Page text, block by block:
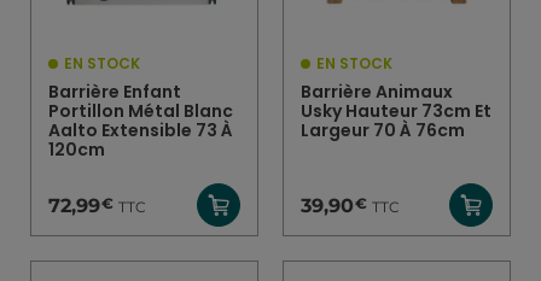
EN STOCK
Barrière Enfant
Portillon Métal Blanc
Aalto Extensible 73 À
120cm
72,99€ TTC
EN STOCK
Barrière Animaux
Usky Hauteur 73cm Et
Largeur 70 À 76cm
39,90€ TTC